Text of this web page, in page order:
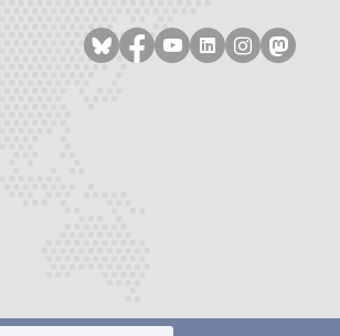
Volg ons op bluesky
Volg ons op facebook
Volg ons op youtube
Volg ons op
Volg ons
Volg